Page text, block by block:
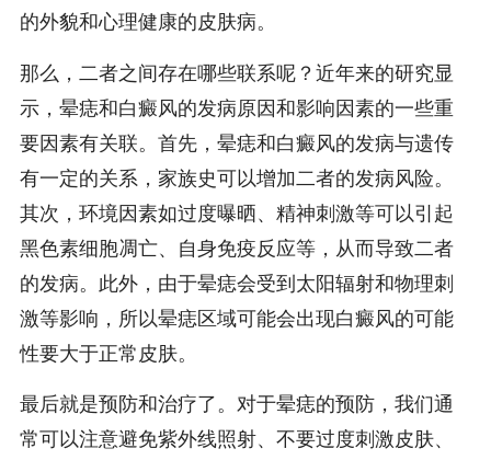
的外貌和心理健康的皮肤病。
那么，二者之间存在哪些联系呢？近年来的研究显
示，晕痣和白癜风的发病原因和影响因素的一些重
要因素有关联。首先，晕痣和白癜风的发病与遗传
有一定的关系，家族史可以增加二者的发病风险。
其次，环境因素如过度曝晒、精神刺激等可以引起
黑色素细胞凋亡、自身免疫反应等，从而导致二者
的发病。此外，由于晕痣会受到太阳辐射和物理刺
激等影响，所以晕痣区域可能会出现白癜风的可能
性要大于正常皮肤。
最后就是预防和治疗了。对于晕痣的预防，我们通
常可以注意避免紫外线照射、不要过度刺激皮肤、